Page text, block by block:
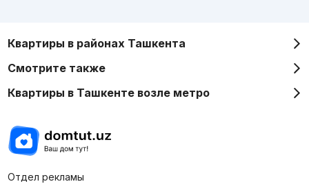
Квартиры в районах Ташкента
Смотрите также
Квартиры в Ташкенте возле метро
Отдел рекламы